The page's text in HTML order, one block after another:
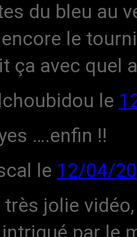
du bleu au
encore le
ça avec quel
le
….enfin !!
le 12/04/
très jolie